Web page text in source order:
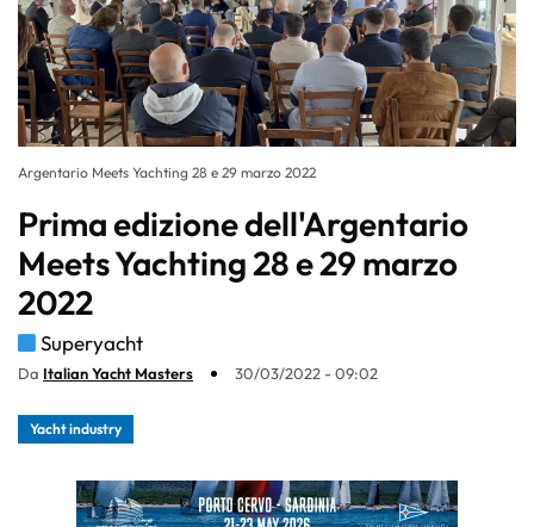
Argentario Meets Yachting 28 e 29 marzo 2022
Prima edizione dell'Argentario
Meets Yachting 28 e 29 marzo
2022
Superyacht
Da Italian Yacht Masters 30/03/2022 - 09:02
Yacht industry